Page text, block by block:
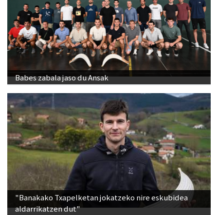
Babes zabala jaso du Ansak
"Banakako Txapelketan jokatzeko nire eskubidea
aldarrikatzen dut"